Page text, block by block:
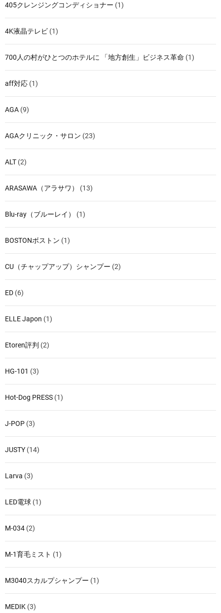
405クレンジングコンディショナー (1)
4K液晶テレビ (1)
700人の村がひとつのホテルに 「地方創生」ビジネス革命 (1)
aff対応 (1)
AGA (9)
AGAクリニック・サロン (23)
ALT (2)
ARASAWA（アラサワ） (13)
Blu-ray（ブルーレイ） (1)
BOSTONボストン (1)
CU（チャップアップ）シャンプー (2)
ED (6)
ELLE Japon (1)
Etoren評判 (2)
HG-101 (3)
Hot-Dog PRESS (1)
J-POP (3)
JUSTY (14)
Larva (3)
LED電球 (1)
M-034 (2)
M-1育毛ミスト (1)
M3040スカルプシャンプー (1)
MEDIK (3)